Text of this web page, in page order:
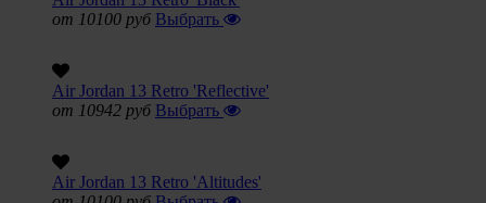
от 10100 руб Выбрать
Air Jordan 13 Retro 'Reflective'
от 10942 руб Выбрать
Air Jordan 13 Retro 'Altitudes'